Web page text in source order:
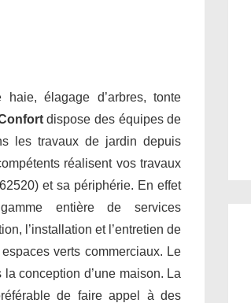
élagage d’arbres, tonte
dispose des équipes de
les travaux de jardin depuis
réalisent vos travaux
et sa périphérie. En effet
entière de services
l’installation et l’entretien de
verts commerciaux. Le
conception d’une maison. La
de faire appel à des